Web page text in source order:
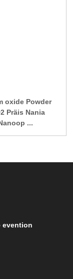
oxide Powder
Präis Nania
...
evention